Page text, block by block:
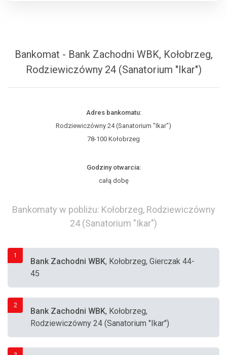
Bankomat - Bank Zachodni WBK, Kołobrzeg,
Rodziewiczówny 24 (Sanatorium "Ikar")
Adres bankomatu:
Rodziewiczówny 24 (Sanatorium "Ikar")
78-100 Kołobrzeg
Godziny otwarcia:
całą dobę
Bankomaty w pobliżu: Kołobrzeg, Rodziewiczówny
24 (Sanatorium "Ikar")
1
Bank Zachodni WBK, Kołobrzeg, Gierczak 44-
45
2
Bank Zachodni WBK, Kołobrzeg,
Rodziewiczówny 24 (Sanatorium "Ikar")